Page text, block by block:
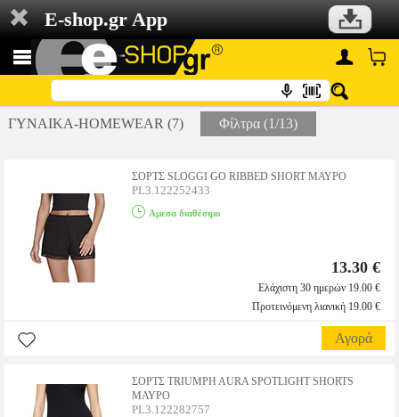
E-shop.gr App
ΓΥΝΑΙΚΑ-HOMEWEAR (7) Φίλτρα (1/13)
ΣΟΡΤΣ SLOGGI GO RIBBED SHORT ΜΑΥΡΟ
PL3.122252433
Αμεσα διαθέσιμο
13.30 €
Ελάχιστη 30 ημερών 19.00 €
Προτεινόμενη λιανική 19.00 €
Αγορά
ΣΟΡΤΣ TRIUMPH AURA SPOTLIGHT SHORTS
ΜΑΥΡΟ
PL3.122282757